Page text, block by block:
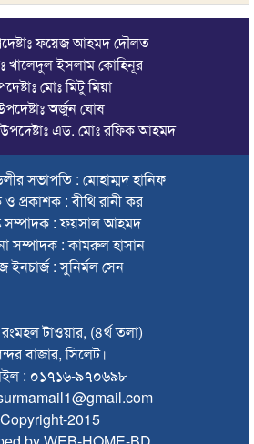
বিএনপির দুই পক্ষের মিছিল-সমাবেশ
পরিবার পাবে ৫ লাখ টাকা
দুর্ঘটনায় পথচারীসহ ২ জনের মৃত্যু
গ্রেপ্তার করেছে ডিবি
সংঘর্ষে শিশুসহ ৯ জনের মৃত্যু
সিদ্ধান্ত
জোরদারের নির্দেশ
ভিটামিন ও পুষ্টি
তদন্ত প্রতিবেদন দাখিল
হাসপাতালে ভর্তি পাকিস্তান
ফয়েজ আহমদ দৌলত
খালেদুল ইসলাম কোহিনূর
মোঃ মিটু মিয়া
অর্জুন ঘোষ
এড. মোঃ রফিক আহমদ
সভাপতি : মোহাম্মদ হানিফ
প্রকাশক : বীথি রানী কর
সম্পাদক : ফয়সাল আহমদ
সম্পাদক : কামরুল হাসান
ইনচার্জ : সুনির্মল সেন
টাওয়ার, (৪র্থ তলা)
বাজার, সিলেট।
: ০১৭১৬-৯৭০৬৯৮
Copyright-2015